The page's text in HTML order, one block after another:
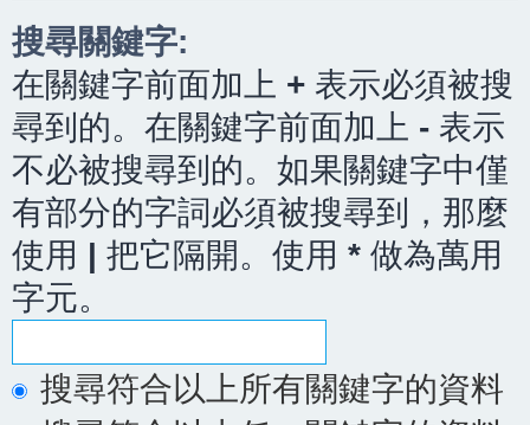
搜尋關鍵字:
在關鍵字前面加上 + 表示必須被搜
尋到的。在關鍵字前面加上 - 表示
不必被搜尋到的。如果關鍵字中僅
有部分的字詞必須被搜尋到，那麼
使用 | 把它隔開。使用 * 做為萬用
字元。
搜尋符合以上所有關鍵字的資料